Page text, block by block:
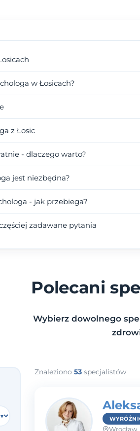
w Łosicach?
z Łosic
- dlaczego warto?
jest niezbędna?
- jak przebiega?
zadawane pytania
Polecani
Wybierz dowolnego
Znaleziono 53 specjalistów
Wrocław